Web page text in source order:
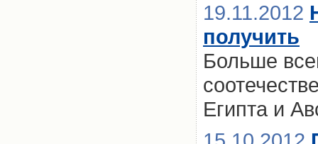
19.11.2012
получить
Больше
Египта и